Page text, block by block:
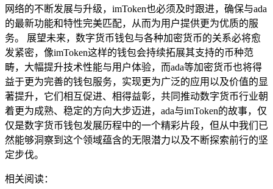
网络的不断发展与升级，imToken也必须及时跟进，确保与ada
的最新功能和特性完美匹配，从而为用户提供更为优质的服
务。 展望未来，数字货币钱包与各种加密货币的关系必将愈
发紧密，像imToken这样的钱包会持续拓展其支持的币种范
畴，大幅提升技术性能与用户体验，而ada等加密货币也将得
益于更为完善的钱包服务，实现更为广泛的应用以及价值的显
著提升，它们相互促进、相得益彰，共同推动数字货币行业朝
着更为成熟、稳定的方向大步迈进，ada与imToken的故事，仅
仅是数字货币钱包发展历程中的一个精彩片段，但从中我们已
然能够洞察到这个领域蕴含的无限潜力以及不断探索前行的坚
定步伐。
相关阅读：